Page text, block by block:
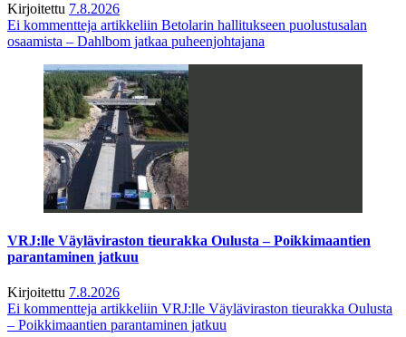
Kirjoitettu 7.8.2026
Ei kommentteja artikkeliin Betolarin hallitukseen puolustusalan
osaamista – Dahlbom jatkaa puheenjohtajana
VRJ:lle Väyläviraston tieurakka Oulusta – Poikkimaantien
parantaminen jatkuu
Kirjoitettu 7.8.2026
Ei kommentteja artikkeliin VRJ:lle Väyläviraston tieurakka Oulusta
– Poikkimaantien parantaminen jatkuu